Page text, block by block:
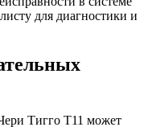
для диагностики и
Тигго Т11 может